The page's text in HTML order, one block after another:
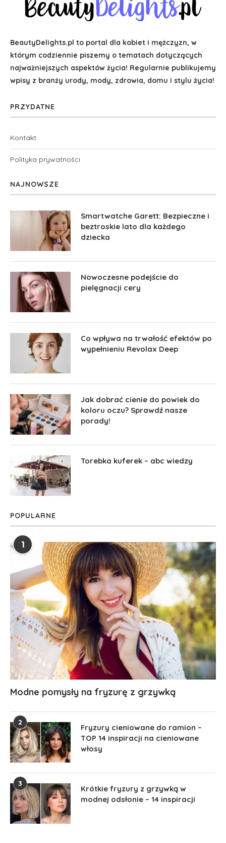
BeautyDelights.pl to portal dla kobiet i mężczyzn, w
którym codziennie piszemy o tematach dotyczących
najważniejszych aspektów życia! Regularnie publikujemy
wpisy z branży urody, mody, zdrowia, domu i stylu życia!
PRZYDATNE
Kontakt
Polityka prywatności
NAJNOWSZE
Smartwatche Garett: Bezpieczne i
beztroskie lato dla każdego
dziecka
Nowoczesne podejście do
pielęgnacji cery
Co wpływa na trwałość efektów po
wypełnieniu Revolax Deep
Jak dobrać cienie do powiek do
koloru oczu? Sprawdź nasze
porady!
Torebka kuferek – abc wiedzy
POPULARNE
1
Modne pomysły na fryzurę z grzywką
2
Fryzury cieniowane do ramion –
TOP 14 inspiracji na cieniowane
włosy
3
Krótkie fryzury z grzywką w
modnej odsłonie – 14 inspiracji